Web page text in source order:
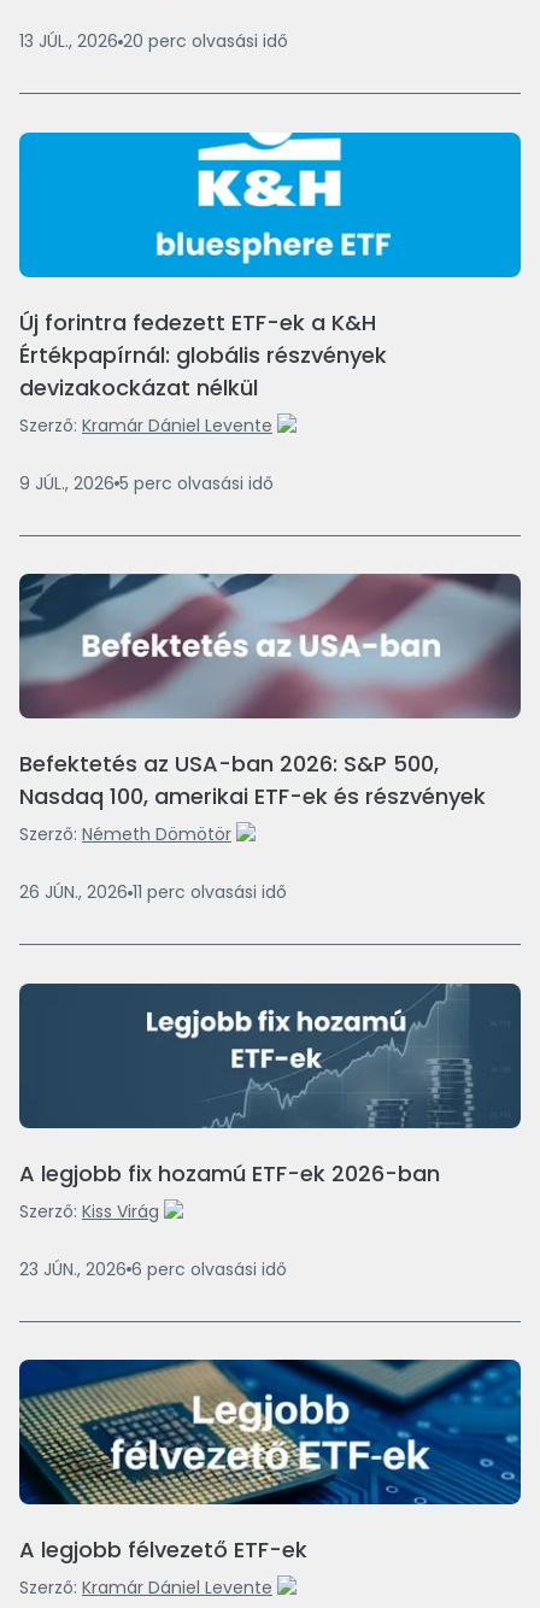
13 JÚL., 2026 20 perc olvasási idő
Új forintra fedezett ETF-ek a K&H
Értékpapírnál: globális részvények
devizakockázat nélkül
Szerző: Kramár Dániel Levente
9 JÚL., 2026 5 perc olvasási idő
Befektetés az USA-ban 2026: S&P 500,
Nasdaq 100, amerikai ETF-ek és részvények
Szerző: Németh Dömötör
26 JÚN., 2026 11 perc olvasási idő
A legjobb fix hozamú ETF-ek 2026-ban
Szerző: Kiss Virág
23 JÚN., 2026 6 perc olvasási idő
A legjobb félvezető ETF-ek
Szerző: Kramár Dániel Levente